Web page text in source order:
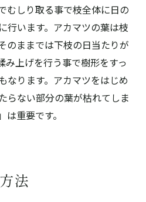
むしり取る事で枝全体に日の
行います。アカマツの葉は枝
のままでは下枝の日当たりが
み上げを行う事で樹形をすっ
なります。アカマツをはじめ
らない部分の葉が枯れてしま
重要です。
法